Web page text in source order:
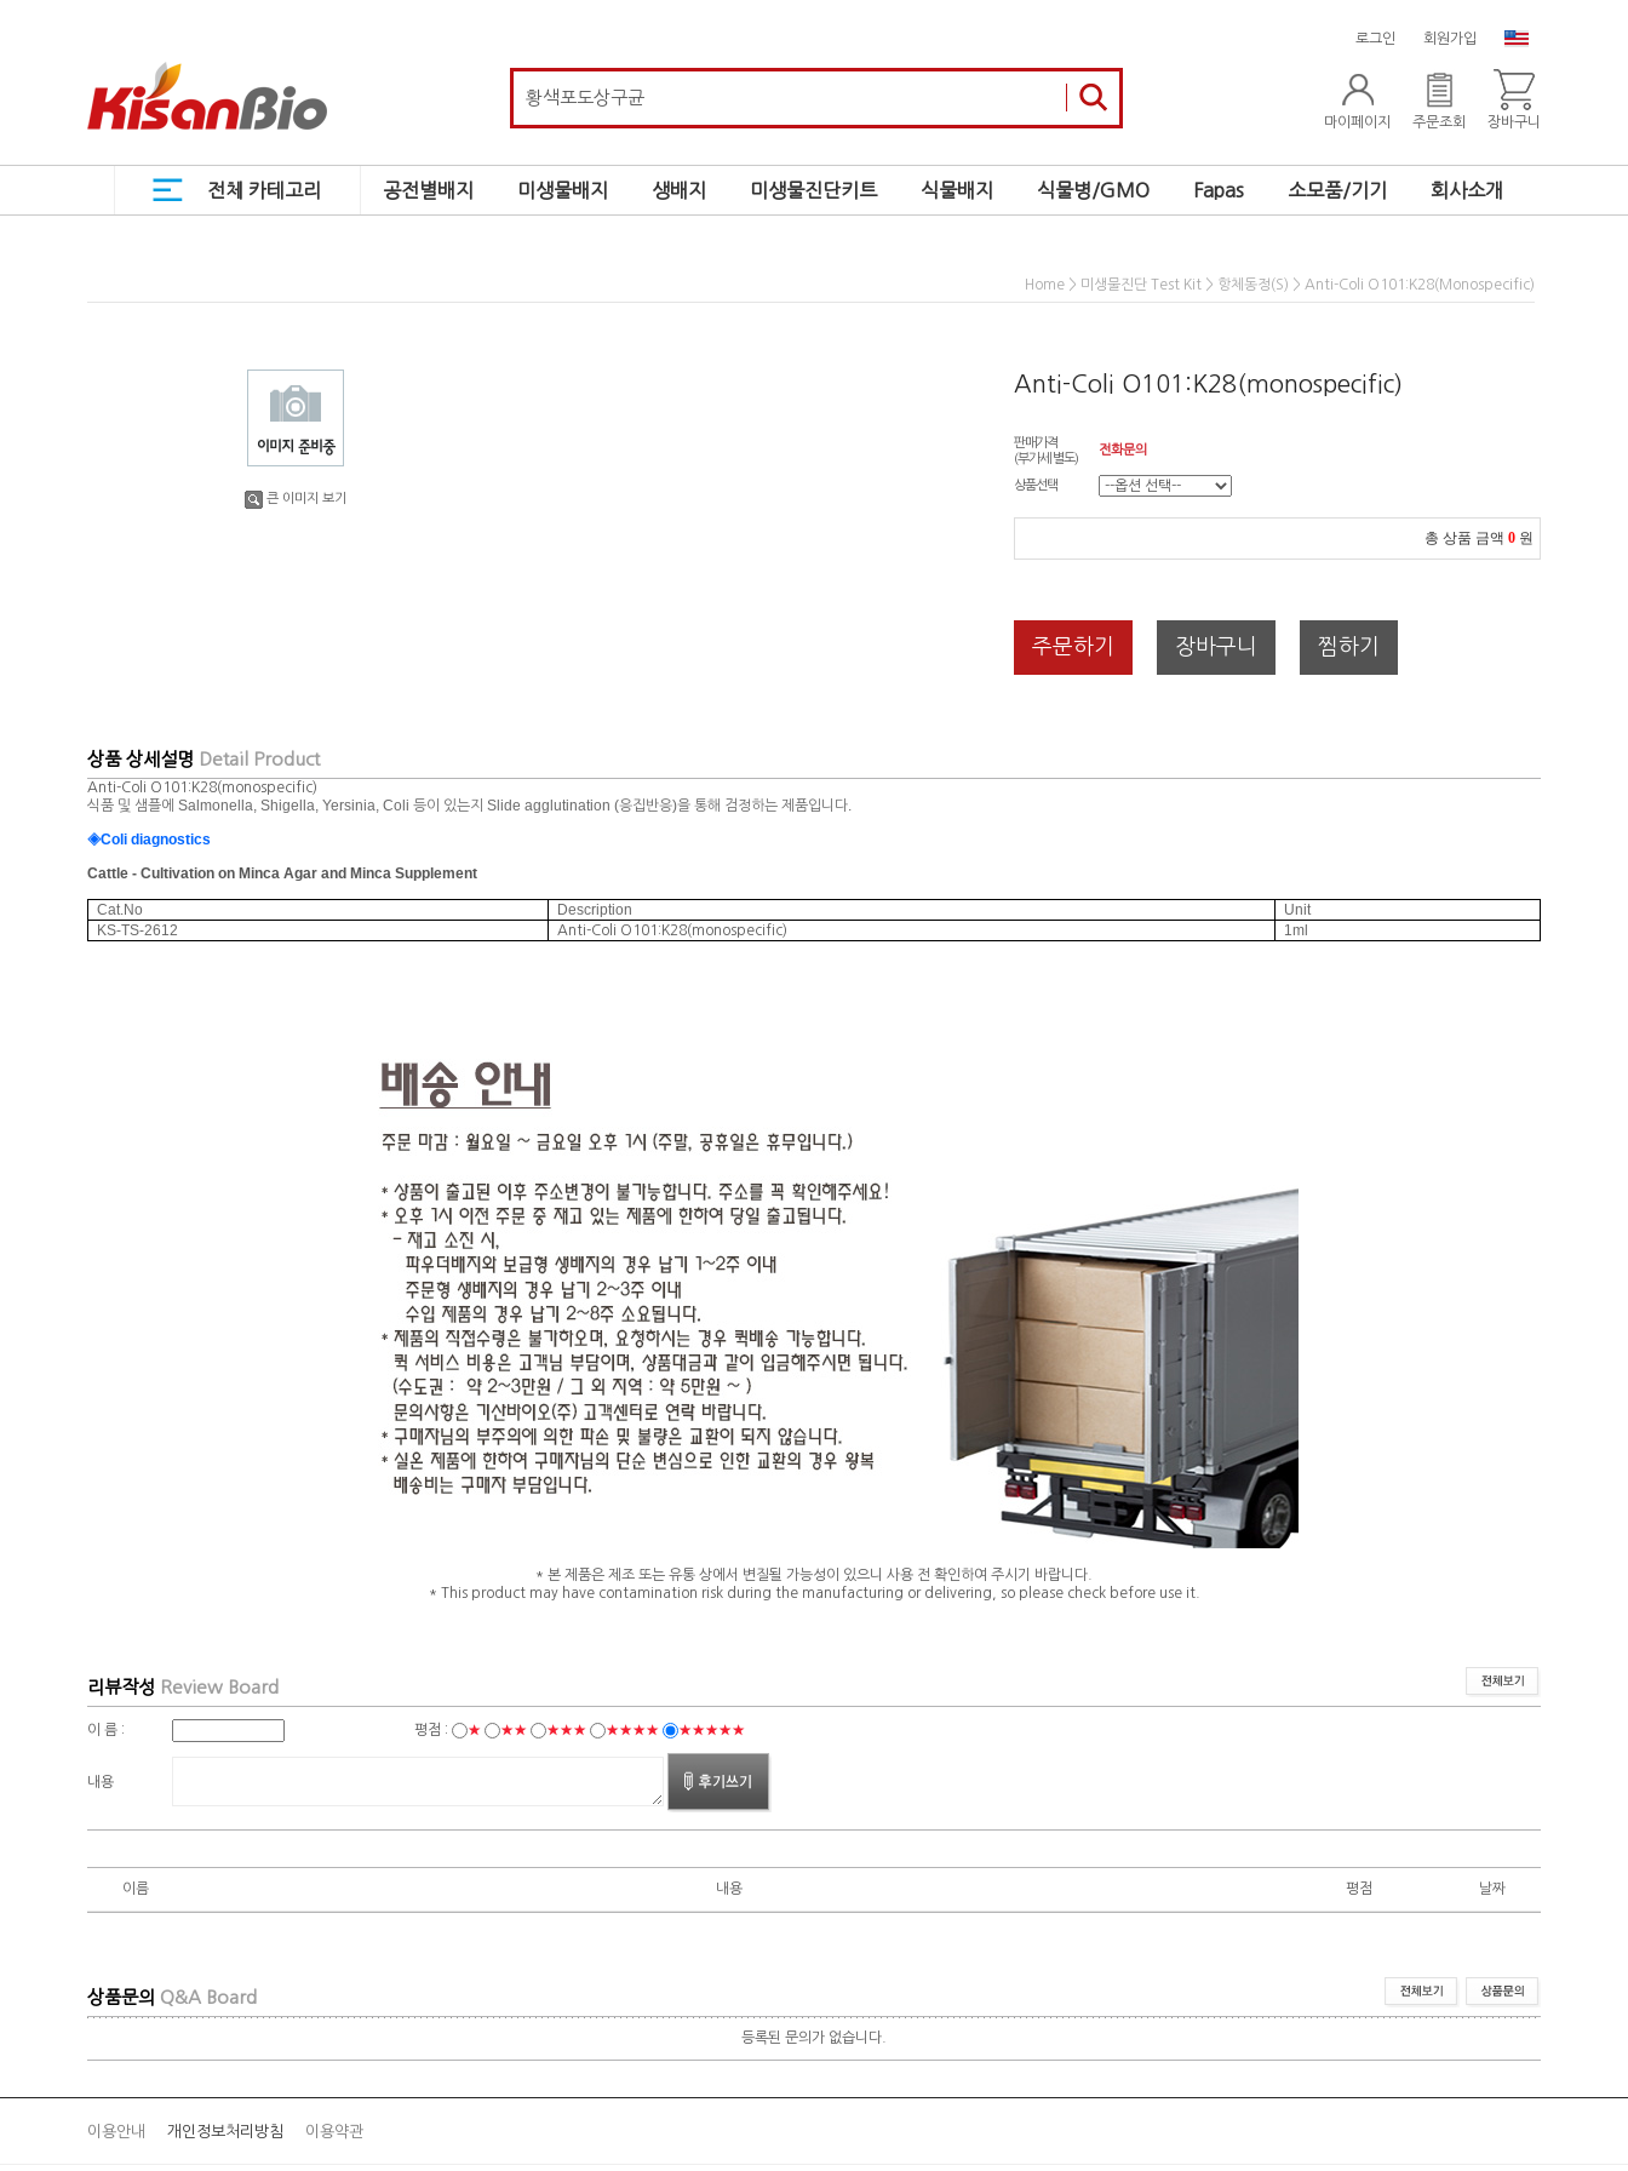
로그인 회원가입
마이페이지 주문조회 장바구니
전체 카테고리 공전별배지 미생물배지 생배지 미생물진단키트 식물배지 식물병/GMO Fapas 소모품/기기 회사소개
Home > 미생물진단 Test Kit > 항체동정(S) > Anti-Coli O101:K28(monospecific)
큰 이미지 보기
Anti-Coli O101:K28(monospecific)
판매가격
(부가세 별도)
전화문의
상품선택
총 상품 금액 0 원
주문하기 장바구니 찜하기
상품 상세설명 Detail Product
Anti-Coli O101:K28(monospecific)
식품 및 샘플에 Salmonella, Shigella, Yersinia, Coli 등이 있는지 Slide agglutination (응집반응)을 통해 검정하는 제품입니다
◈Coli diagnostics
Cattle - Cultivation on Minca Agar and Minca Supplement
Cat.No Description
Unit
KS-TS-2612
Anti-Coli O101:K28(monospecific) 1ml
* 본 제품은 제조 또는 유통 상에서 변질될 가능성이 있으니 사용 전 확인하여 주시기 바랍니다.
* This product may have contamination risk during the manufacturing or delivering, so please check before use it.
리뷰작성 Review Board
이 름 : 평점 : ★ ★★ ★★★ ★★★★ ★★★★★
내용
이름 내용 평점 날짜
상품문의 Q&A Board
등록된 문의가 없습니다.
이용안내 개인정보처리방침 이용약관